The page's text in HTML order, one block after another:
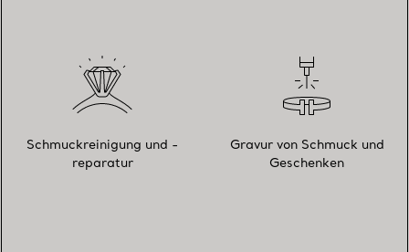
Schmuckreinigung und -
reparatur
Gravur von Schmuck und
Geschenken